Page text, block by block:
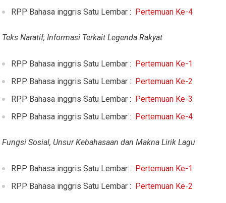
RPP Bahasa inggris Satu Lembar :
Pertemuan Ke-4
Teks Naratif; Informasi Terkait Legenda Rakyat
RPP Bahasa inggris Satu Lembar :
Pertemuan Ke-1
RPP Bahasa inggris Satu Lembar :
Pertemuan Ke-2
RPP Bahasa inggris Satu Lembar :
Pertemuan Ke-3
RPP Bahasa inggris Satu Lembar :
Pertemuan Ke-4
Fungsi Sosial, Unsur Kebahasaan dan Makna Lirik Lagu
RPP Bahasa inggris Satu Lembar :
Pertemuan Ke-1
RPP Bahasa inggris Satu Lembar :
Pertemuan Ke-2